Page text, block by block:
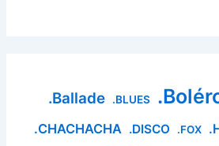
.Ballade .BLUES
.CHACHACHA .DISCO .FOX